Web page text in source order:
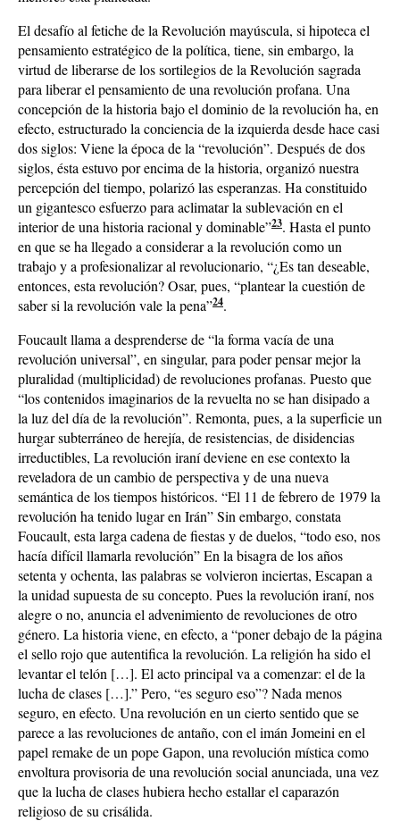
El desafío al fetiche de la Revolución mayúscula, si hipoteca el
pensamiento estratégico de la política, tiene, sin embargo, la
virtud de liberarse de los sortilegios de la Revolución sagrada
para liberar el pensamiento de una revolución profana. Una
concepción de la historia bajo el dominio de la revolución ha, en
efecto, estructurado la conciencia de la izquierda desde hace casi
dos siglos: Viene la época de la “revolución”. Después de dos
siglos, ésta estuvo por encima de la historia, organizó nuestra
percepción del tiempo, polarizó las esperanzas. Ha constituido
un gigantesco esfuerzo para aclimatar la sublevación en el
interior de una historia racional y dominable”23. Hasta el punto
en que se ha llegado a considerar a la revolución como un
trabajo y a profesionalizar al revolucionario, “¿Es tan deseable,
entonces, esta revolución? Osar, pues, “plantear la cuestión de
saber si la revolución vale la pena”24.
Foucault llama a desprenderse de “la forma vacía de una
revolución universal”, en singular, para poder pensar mejor la
pluralidad (multiplicidad) de revoluciones profanas. Puesto que
“los contenidos imaginarios de la revuelta no se han disipado a
la luz del día de la revolución”. Remonta, pues, a la superficie un
hurgar subterráneo de herejía, de resistencias, de disidencias
irreductibles, La revolución iraní deviene en ese contexto la
reveladora de un cambio de perspectiva y de una nueva
semántica de los tiempos históricos. “El 11 de febrero de 1979 la
revolución ha tenido lugar en Irán” Sin embargo, constata
Foucault, esta larga cadena de fiestas y de duelos, “todo eso, nos
hacía difícil llamarla revolución” En la bisagra de los años
setenta y ochenta, las palabras se volvieron inciertas, Escapan a
la unidad supuesta de su concepto. Pues la revolución iraní, nos
alegre o no, anuncia el advenimiento de revoluciones de otro
género. La historia viene, en efecto, a “poner debajo de la página
el sello rojo que autentifica la revolución. La religión ha sido el
levantar el telón […]. El acto principal va a comenzar: el de la
lucha de clases […].” Pero, “es seguro eso”? Nada menos
seguro, en efecto. Una revolución en un cierto sentido que se
parece a las revoluciones de antaño, con el imán Jomeini en el
papel remake de un pope Gapon, una revolución mística como
envoltura provisoria de una revolución social anunciada, una vez
que la lucha de clases hubiera hecho estallar el caparazón
religioso de su crisálida.